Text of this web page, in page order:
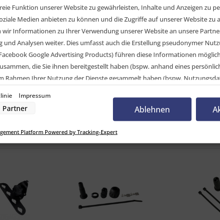
Systems GmbH
2-pol. ASS (Stift), schwarz - 15-0281-
Funktion unserer Website zu gewährleisten, Inhalte und Anzeigen zu
Medien anbieten zu können und die Zugriffe auf unserer Website zu
wir Informationen zu Ihrer Verwendung unserer Website an unsere
und Analysen weiter. Dies umfasst auch die Erstellung pseudonymer
Google Advertising Products) führen diese Informationen
die Sie ihnen bereitgestellt haben (bspw. anhand eines
Rahmen Ihrer Nutzung der Dienste gesammelt haben (bspw.
Button links unten klicken und dort die entsprechenden Anpassungen
durch unsere Partner:
Zugriff auf Informationen auf einem Endgerät
Profilen zur Auswahl personalisierter Inhalte
von Inhalten
durch Statistiken oder Kombinationen von Daten aus verschiedenen Quellen
Verbesserung der Angebote
Daten zur Auswahl von Inhalten
Impressum
Partner Ablehnen
Platform Powered by Tracking-Expert